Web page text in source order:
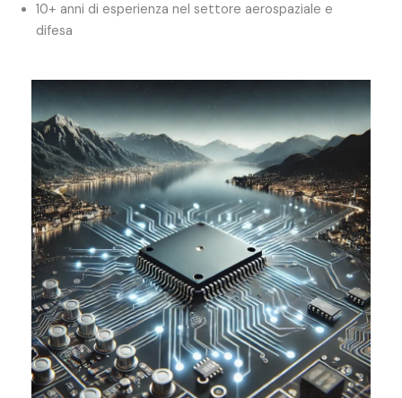
10+ anni di esperienza nel settore aerospaziale e
difesa